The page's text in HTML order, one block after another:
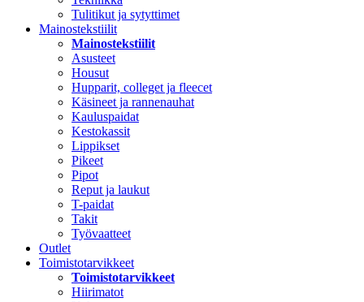
Tulitikut ja sytyttimet
Mainostekstiilit
Mainostekstiilit
Asusteet
Housut
Hupparit, colleget ja fleecet
Käsineet ja rannenauhat
Kauluspaidat
Kestokassit
Lippikset
Pikeet
Pipot
Reput ja laukut
T-paidat
Takit
Työvaatteet
Outlet
Toimistotarvikkeet
Toimistotarvikkeet
Hiirimatot